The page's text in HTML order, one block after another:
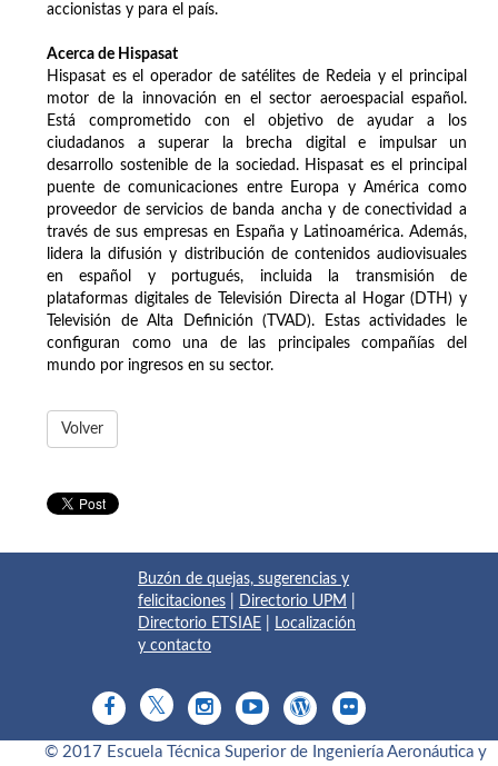
accionistas y para el país.
Acerca de Hispasat
Hispasat es el operador de satélites de Redeia y el principal
motor de la innovación en el sector aeroespacial español.
Está comprometido con el objetivo de ayudar a los
ciudadanos a superar la brecha digital e impulsar un
desarrollo sostenible de la sociedad. Hispasat es el principal
puente de comunicaciones entre Europa y América como
proveedor de servicios de banda ancha y de conectividad a
través de sus empresas en España y Latinoamérica. Además,
lidera la difusión y distribución de contenidos audiovisuales
en español y portugués, incluida la transmisión de
plataformas digitales de Televisión Directa al Hogar (DTH) y
Televisión de Alta Definición (TVAD). Estas actividades le
configuran como una de las principales compañías del
mundo por ingresos en su sector.
Volver
Buzón de quejas, sugerencias y
felicitaciones
Directorio UPM
Directorio ETSIAE
Localización
y contacto
© 2017 Escuela Técnica Superior de Ingeniería Aeronáutica y